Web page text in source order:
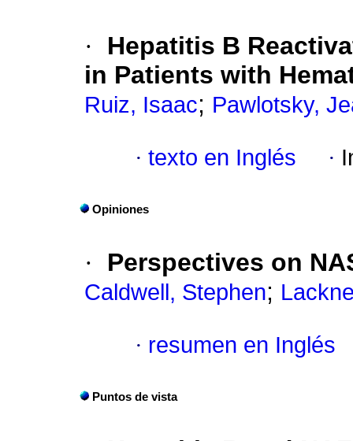
·
Hepatitis B
in Patients with
Ruiz, Isaac; Pawlotsky,
· texto en Inglés ·
Opiniones
· Perspectives on
Caldwell, Stephen;
· resumen en Inglés
Puntos de vista